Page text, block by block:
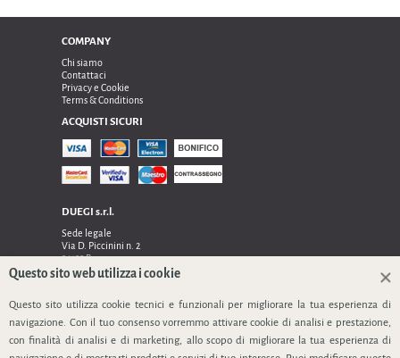
COMPANY
Chi siamo
Contattaci
Privacy e Cookie
Terms & Conditions
ACQUISTI SICURI
DUEGI s.r.l.
Sede legale
Via D. Piccinini n. 2
24122 Bergamo
Sede operativa e amministrativa:
24048 Treviolo (Bg)
TEL 0354128024, FAX 0354129132
P.IVA 03535240166
SEGUICI
Questo sito web utilizza i cookie
Questo sito utilizza cookie tecnici e funzionali per migliorare la tua esperienza di
navigazione. Con il tuo consenso vorremmo attivare cookie di analisi e prestazione,
con finalità di analisi e di marketing, allo scopo di migliorare la tua esperienza di